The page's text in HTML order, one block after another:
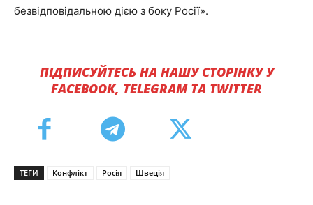
безвідповідальною дією з боку Росії».
ПІДПИСУЙТЕСЬ НА НАШУ СТОРІНКУ У
FACEBOOK, TELEGRAM ТА TWITTER
ТЕГИ Конфлікт Росія Швеція